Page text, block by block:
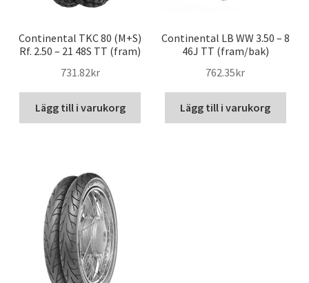
Continental TKC 80 (M+S)
Rf. 2.50 – 21 48S TT (fram)
731.82kr
Lägg till i varukorg
Continental LB WW 3.50 – 8
46J TT (fram/bak)
762.35kr
Lägg till i varukorg